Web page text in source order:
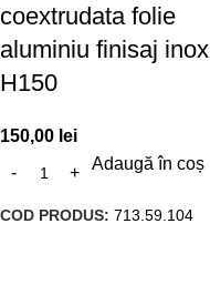
coextrudata folie
aluminiu finisaj inox
H150
150,00 lei
Adaugă în coș
COD PRODUS: 713.59.104